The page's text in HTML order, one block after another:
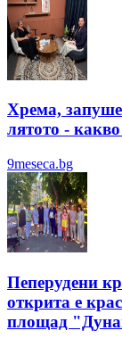
Хрема,
лятотo -
9meseca.bg
Пеперудени
открита е
площад